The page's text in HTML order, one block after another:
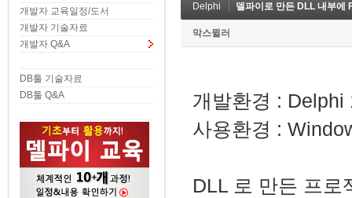
개발자 교육일정/도서
개발자 기술자료
개발자 Q&A
DB툴 기술자료
DB툴 Q&A
Delphi 델파이로 만든 DLL 내부에
막스뮐러
개발환경 : Delphi
사용환경 :
DLL 로 만든 프로